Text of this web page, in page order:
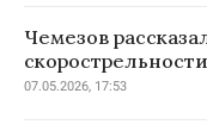
Чемезов
07.05.2026, 17:53